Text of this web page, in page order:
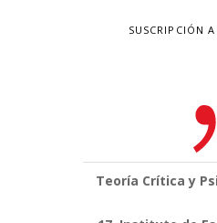
SUSCRIPCIÓN
Teoría Crítica y